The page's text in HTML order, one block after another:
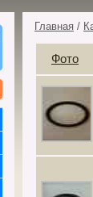
Главная /
Фото